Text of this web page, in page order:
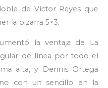
de Víctor Reyes que
la pizarra 5×3.
la ventaja de La
de línea por todo el
alta, y Dennis Ortega
con un sencillo en la